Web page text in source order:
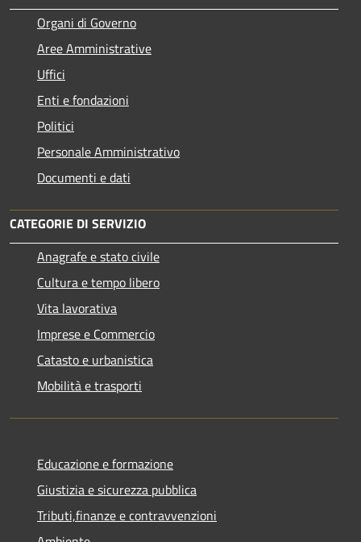
Organi di Governo
Aree Amministrative
Uffici
Enti e fondazioni
Politici
Personale Amministrativo
Documenti e dati
CATEGORIE DI SERVIZIO
Anagrafe e stato civile
Cultura e tempo libero
Vita lavorativa
Imprese e Commercio
Catasto e urbanistica
Mobilità e trasporti
Educazione e formazione
Giustizia e sicurezza pubblica
Tributi,finanze e contravvenzioni